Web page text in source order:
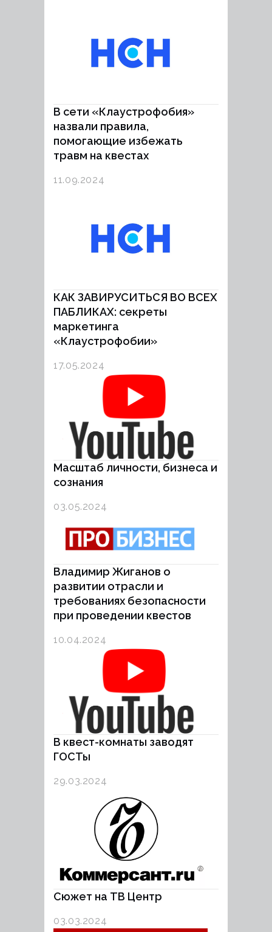
В сети «Клаустрофобия»
назвали правила,
помогающие избежать
травм на квестах
11.09.2024
КАК ЗАВИРУСИТЬСЯ ВО ВСЕХ
ПАБЛИКАХ: секреты
маркетинга
«Клаустрофобии»
17.05.2024
Масштаб личности, бизнеса и
сознания
03.05.2024
Владимир Жиганов о
развитии отрасли и
требованиях безопасности
при проведении квестов
10.04.2024
В квест-комнаты заводят
ГОСТы
29.03.2024
Сюжет на ТВ Центр
03.03.2024